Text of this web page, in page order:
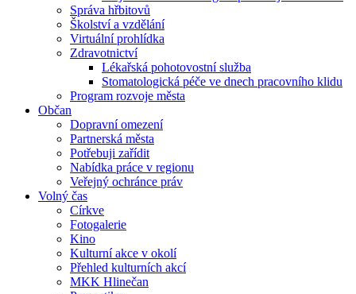
Správa hřbitovů
Školství a vzdělání
Virtuální prohlídka
Zdravotnictví
Lékařská pohotovostní služba
Stomatologická péče ve dnech pracovního klidu
Program rozvoje města
Občan
Dopravní omezení
Partnerská města
Potřebuji zařídit
Nabídka práce v regionu
Veřejný ochránce práv
Volný čas
Církve
Fotogalerie
Kino
Kulturní akce v okolí
Přehled kulturních akcí
MKK Hlinečan